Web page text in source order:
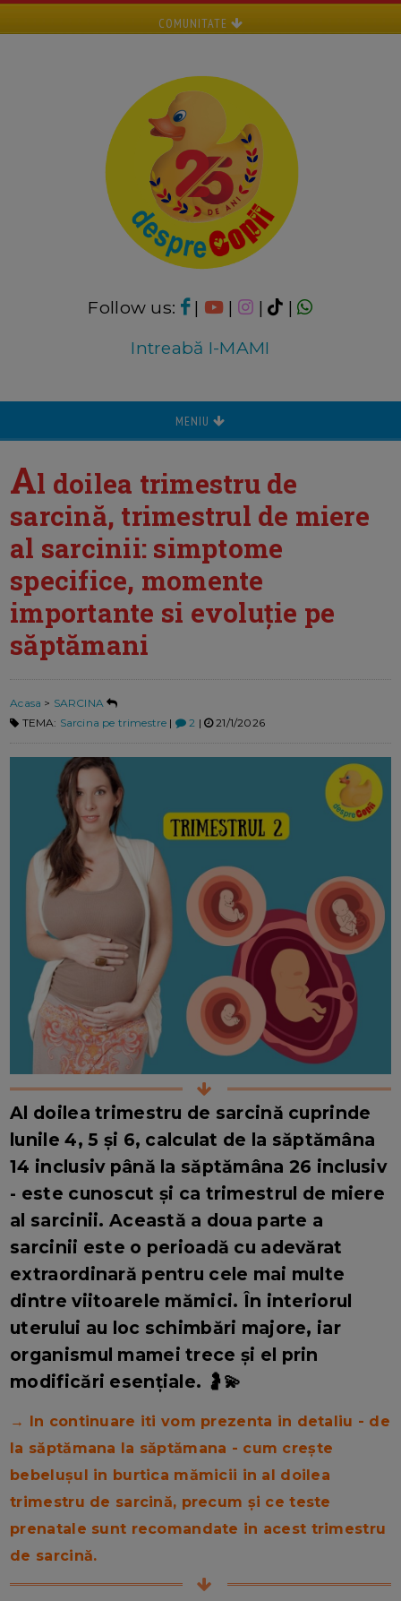
COMUNITATE
Follow us: | | |
|
Intreabă I-MAMI
MENIU
Al doilea trimestru de
sarcină, trimestrul de miere
al sarcinii: simptome
specifice, momente
importante si evoluție pe
săptămani
Acasa > SARCINA
TEMA: Sarcina pe trimestre | 2 | 21/1/2026
Al doilea trimestru de sarcină cuprinde
lunile 4, 5 și 6, calculat de la săptămâna
14 inclusiv până la săptămâna 26 inclusiv
- este cunoscut și ca trimestrul de miere
al sarcinii. Această a doua parte a
sarcinii este o perioadă cu adevărat
extraordinară pentru cele mai multe
dintre viitoarele mămici. În interiorul
uterului au loc schimbări majore, iar
organismul mamei trece și el prin
modificări esențiale. 🤰💫
→ In continuare iti vom prezenta in detaliu - de
la săptămana la săptămana - cum crește
bebelușul in burtica mămicii in al doilea
trimestru de sarcină, precum și ce teste
prenatale sunt recomandate in acest trimestru
de sarcină.